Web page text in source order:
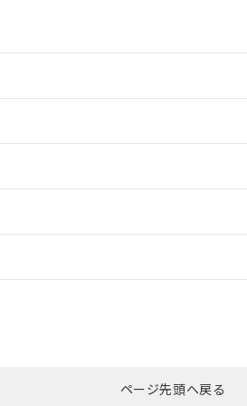
ダウンロードはこちらページ先頭へ戻る